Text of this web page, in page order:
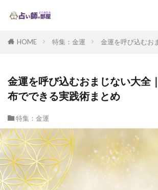
HOME 特集：金運 金運を呼び込むお
金運を呼び込むおまじない大全
布でできる実践術まとめ
特集：金運